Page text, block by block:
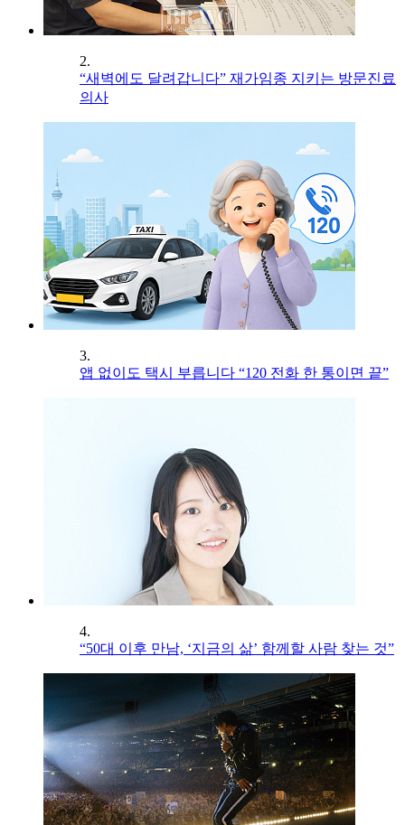
2.
“새벽에도 달려갑니다” 재가임종 지키는 방문진료
의사
3.
앱 없이도 택시 부릅니다 “120 전화 한 통이면 끝”
4.
“50대 이후 만남, ‘지금의 삶’ 함께할 사람 찾는 것”